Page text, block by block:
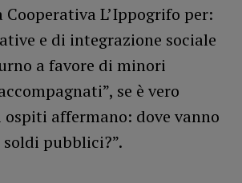
L’Ippogrifo per:
e di integrazione sociale
a favore di minori
se è vero
affermano: dove vanno
pubblici?”.